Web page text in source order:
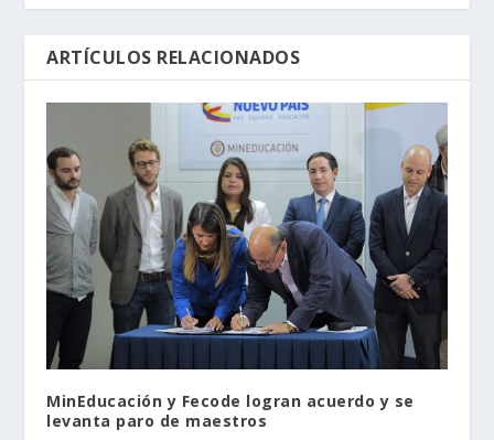
ARTÍCULOS RELACIONADOS
MinEducación y Fecode logran acuerdo y se
levanta paro de maestros